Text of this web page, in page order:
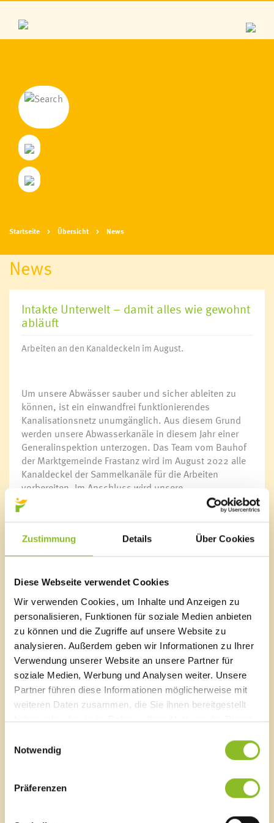
Zustimmung Details Über Cookies
Diese Webseite verwendet Cookies
Wir verwenden Cookies, um Inhalte und Anzeigen zu
personalisieren, Funktionen für soziale Medien anbieten
zu können und die Zugriffe auf unsere Website zu
analysieren. Außerdem geben wir Informationen zu Ihrer
Verwendung unserer Website an unsere Partner für
soziale Medien, Werbung und Analysen weiter. Unsere
Partner führen diese Informationen möglicherweise mit
weiteren Daten zusammen, die Sie ihnen bereitgestellt
haben oder die sie im Rahmen Ihrer Nutzung der Dienste
Notwendig
Präferenzen
Startseite Übersicht News
News
Intakte Unterwelt – damit alles wie gewohnt
abläuft
Arbeiten an den Kanaldeckeln im August.
Um unsere Abwässer sauber und sicher ableiten zu
können, ist ein einwandfrei funktionierendes
Kanalisationsnetz unumgänglich. Aus diesem Grund
werden unsere Abwasserkanäle in diesem Jahr einer
Generalinspektion unterzogen. Das Team vom Bauhof
der Marktgemeinde Frastanz wird im August 2022 alle
Kanaldeckel der Sammelkanäle für die Arbeiten
vorbereiten. Im Anschluss wird unsere
Abwasserbeseitigungsanlage inspiziert um nötige
Instandhaltungsarbeiten frühzeitig und sachgemäß
Umständen möglich, dass Privatgrundstücke betreten
werden müssen, wir bitten in diesem Falle freundlichst
Marktgemeinde Frastanz
Sägenplatz 1
A-6820 Frastanz, Österreich
Lageplan
T0043 5522 51534-0
F 0043 5522 51534-6
Veröffentlichungsportal